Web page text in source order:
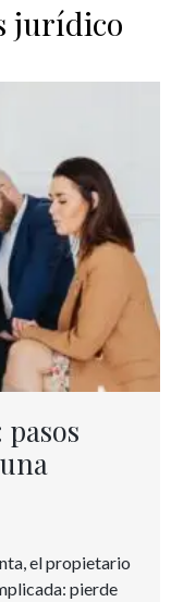
jurídico
el propietario
pierde